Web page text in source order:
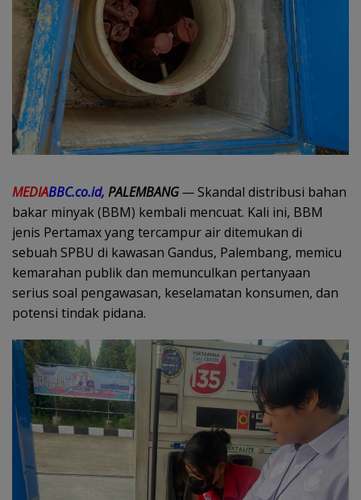
MEDIABBC.co.id, PALEMBANG—Skandal distribusi bahan
bakar minyak (BBM) kembali mencuat. Kali ini, BBM
jenis Pertamax yang tercampur air ditemukan di
sebuah SPBU di kawasan Gandus, Palembang, memicu
kemarahan publik dan memunculkan pertanyaan
serius soal pengawasan, keselamatan konsumen, dan
potensi tindak pidana.